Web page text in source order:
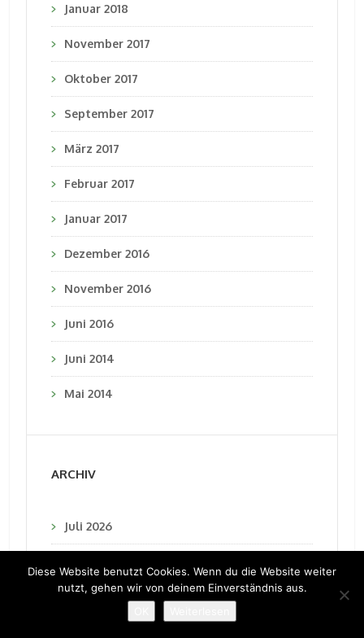
Januar 2018
November 2017
Oktober 2017
September 2017
März 2017
Februar 2017
Januar 2017
Dezember 2016
November 2016
Juni 2016
Juni 2014
Mai 2014
ARCHIV
Juli 2026
Mai 2026
Diese Website benutzt Cookies. Wenn du die Website weiter
nutzt, gehen wir von deinem Einverständnis aus.